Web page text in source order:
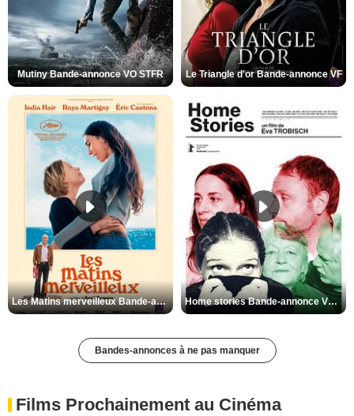
Mutiny Bande-annonce VO STFR Le Triangle d'or Bande-annonce VF
Les Matins merveilleux Bande-annonce VF Home stories Bande-annonce VO STFR
Bandes-annonces à ne pas manquer
Films Prochainement au Cinéma